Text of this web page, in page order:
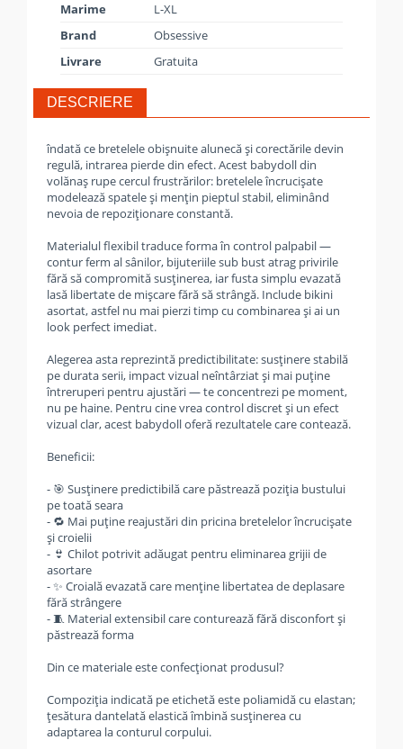
Marime
L-XL
Brand
Obsessive
Livrare
Gratuita
DESCRIERE
îndată ce bretelele obișnuite alunecă și corectările devin
regulă, intrarea pierde din efect. Acest babydoll din
volănaș rupe cercul frustrărilor: bretelele încrucișate
modelează spatele și mențin pieptul stabil, eliminând
nevoia de repoziționare constantă.
Materialul flexibil traduce forma în control palpabil —
contur ferm al sânilor, bijuteriile sub bust atrag privirile
fără să compromită susținerea, iar fusta simplu evazată
lasă libertate de mișcare fără să strângă. Include bikini
asortat, astfel nu mai pierzi timp cu combinarea și ai un
look perfect imediat.
Alegerea asta reprezintă predictibilitate: susținere stabilă
pe durata serii, impact vizual neîntârziat și mai puține
întreruperi pentru ajustări — te concentrezi pe moment,
nu pe haine. Pentru cine vrea control discret și un efect
vizual clar, acest babydoll oferă rezultatele care contează.
Beneficii:
- 🎯 Susținere predictibilă care păstrează poziția bustului
pe toată seara
- 🔁 Mai puține reajustări din pricina bretelelor încrucișate
și croielii
- 👙 Chilot potrivit adăugat pentru eliminarea grijii de
asortare
- ✨ Croială evazată care menține libertatea de deplasare
fără strângere
- 🧵 Material extensibil care conturează fără disconfort și
păstrează forma
Din ce materiale este confecționat produsul?
Compoziția indicată pe etichetă este poliamidă cu elastan;
țesătura dantelată elastică îmbină susținerea cu
adaptarea la conturul corpului.